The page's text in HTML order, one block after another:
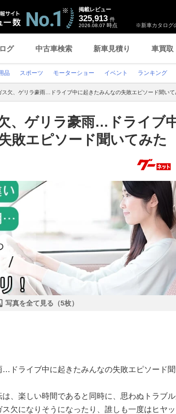
※新車カタログ
掲載レビュー
325,913 件
2026.08.07 時点
グ 中古車検索 新車見積り 車買取
品 スポーツ モーターショー イベント ランキング
ス欠、ゲリラ豪雨…ドライブ中に起きたみんなの失敗エピソード聞いて
、ゲリラ豪雨…ドライブ
敗エピソード聞いてみた
写真を全て見る（5枚）
ドライブ中に起きたみんなの失敗エピソード
、楽しい時間であると同時に、思わぬトラブ
欠になりそうになったり、誰しも一度はヒヤッ